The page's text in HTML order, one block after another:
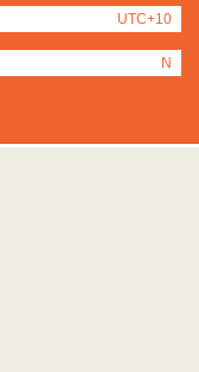
UTC+10
N